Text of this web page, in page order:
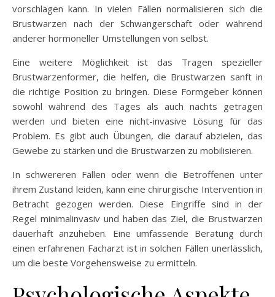
vorschlagen kann. In vielen Fällen normalisieren sich die
Brustwarzen nach der Schwangerschaft oder während
anderer hormoneller Umstellungen von selbst.
Eine weitere Möglichkeit ist das Tragen spezieller
Brustwarzenformer, die helfen, die Brustwarzen sanft in
die richtige Position zu bringen. Diese Formgeber können
sowohl während des Tages als auch nachts getragen
werden und bieten eine nicht-invasive Lösung für das
Problem. Es gibt auch Übungen, die darauf abzielen, das
Gewebe zu stärken und die Brustwarzen zu mobilisieren.
In schwereren Fällen oder wenn die Betroffenen unter
ihrem Zustand leiden, kann eine chirurgische Intervention in
Betracht gezogen werden. Diese Eingriffe sind in der
Regel minimalinvasiv und haben das Ziel, die Brustwarzen
dauerhaft anzuheben. Eine umfassende Beratung durch
einen erfahrenen Facharzt ist in solchen Fällen unerlässlich,
um die beste Vorgehensweise zu ermitteln.